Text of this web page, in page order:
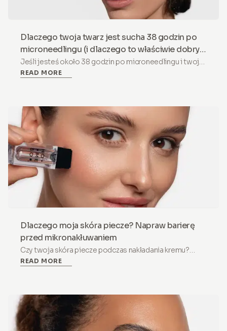
Dlaczego twoja twarz jest sucha 38 godzin po
microneedlingu (i dlaczego to właściwie dobry
znak)
Jeśli jesteś około 38 godzin po microneedlingu i twoja
skóra jest napięta, sucha lub lekko łuszcząca się,
READ MORE
Dlaczego moja skóra piecze? Napraw barierę
przed mikronakłuwaniem
Czy twoja skóra piecze podczas nakładania kremu?
Masz uszkodzoną barierę skórną. Dowiedz się,
READ MORE